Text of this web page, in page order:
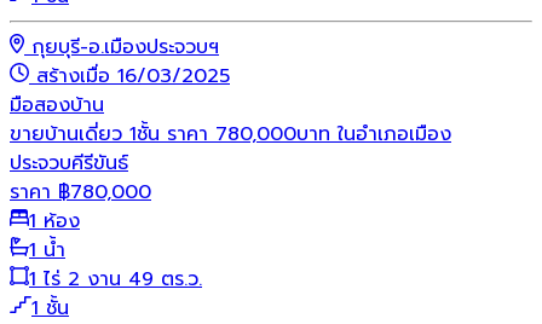
กุยบุรี-อ.เมืองประจวบฯ
สร้างเมื่อ 16/03/2025
มือสองบ้าน
ขายบ้านเดี่ยว 1ชั้น ราคา 780,000บาท ในอำเภอเมือง
ประจวบคีรีขันธ์
ราคา ฿780,000
1 ห้อง
1 น้ำ
1 ไร่ 2 งาน 49 ตร.ว.
1 ชั้น